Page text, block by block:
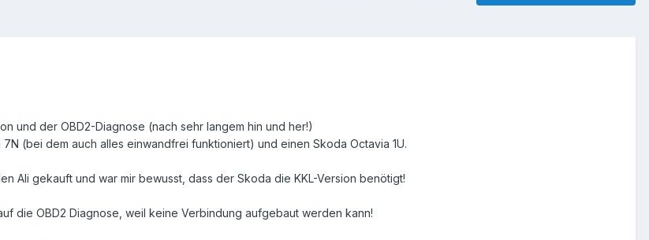
und der OBD2-Diagnose (nach sehr langem hin und her!)
(bei dem auch alles einwandfrei funktioniert) und einen Skoda Octavia 1U.
Ali gekauft und war mir bewusst, dass der Skoda die KKL-Version benötigt!
die OBD2 Diagnose, weil keine Verbindung aufgebaut werden kann!